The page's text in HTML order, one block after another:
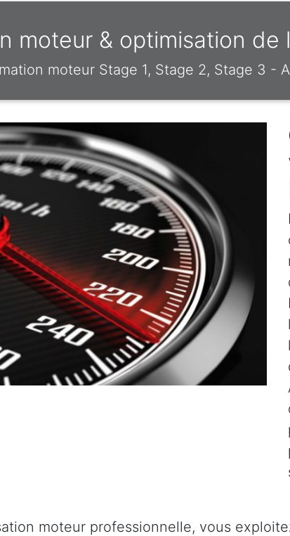
moteur & optimisation
moteur Stage 1, Stage 2, Stage 3
moteur professionnelle, vous